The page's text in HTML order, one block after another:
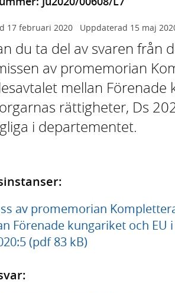
17 februari 2020 Uppdaterad 15 maj
du ta del av svaren från
av promemorian
mellan Förenade
rättigheter, Ds
i departementet.
av promemorian
Förenade kungariket och
(pdf 83 kB)